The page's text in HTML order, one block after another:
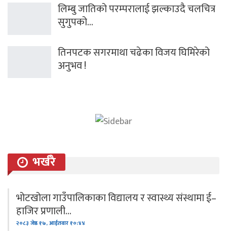
लिम्बु जातिको परम्परालाई झल्काउदै चलचित्र
सुगुपको…
तिनपटक सगरमाथा चढेका विजय घिमिरेको
अनुभव !
भर्खरै
भोटखोला गाउँपालिकाका विद्यालय र स्वास्थ्य संस्थामा ई–
हाजिर प्रणाली…
२०८३ जेष्ठ १७, आईतवार १०:४४